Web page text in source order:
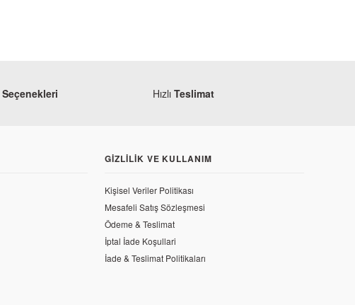
Seçenekleri Hızlı Teslimat
GIZLILIK VE KULLANIM
Kişisel Veriler Politikası
Mesafeli Satış Sözleşmesi
Ödeme & Teslimat
İptal İade Koşullari
İade & Teslimat Politikaları